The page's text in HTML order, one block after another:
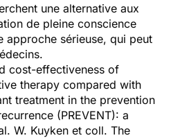
une alternative aux
de pleine conscience
approche sérieuse, qui peut
cost-effectiveness of
therapy compared with
treatment in the prevention
(PREVENT): a
. W. Kuyken et coll. The